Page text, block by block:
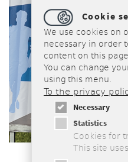
Cookie
We use cookies on
necessary in order
content on this
You can change
using this menu.
To the privacy
Necessary
Statistics
Cookies for
This site